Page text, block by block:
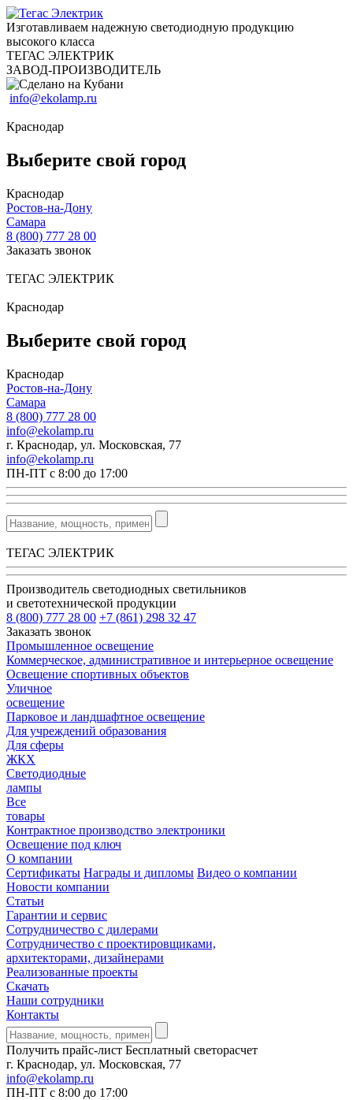
Изготавливаем надежную светодиодную продукцию
высокого класса
ТЕГАС ЭЛЕКТРИК
ЗАВОД-ПРОИЗВОДИТЕЛЬ
info@ekolamp.ru
Краснодар
Выберите свой город
Краснодар
Ростов-на-Дону
Самара
8 (800) 777 28 00
Заказать звонок
ТЕГАС ЭЛЕКТРИК
Краснодар
Выберите свой город
Краснодар
Ростов-на-Дону
Самара
8 (800) 777 28 00
info@ekolamp.ru
г. Краснодар, ул. Московская, 77
info@ekolamp.ru
ПН-ПТ с 8:00 до 17:00
ТЕГАС ЭЛЕКТРИК
Производитель светодиодных светильников
и светотехнической продукции
8 (800) 777 28 00 +7 (861) 298 32 47
Заказать звонок
Промышленное освещение
Коммерческое, административное и интерьерное освещение
Освещение спортивных объектов
Уличное
освещение
Парковое и ландшафтное освещение
Для учреждений образования
Для сферы
ЖКХ
Светодиодные
лампы
Все
товары
Контрактное производство электроники
Освещение под ключ
О компании
Сертификаты Награды и дипломы Видео о компании
Новости компании
Статьи
Гарантии и сервис
Сотрудничество с дилерами
Сотрудничество с проектировщиками,
архитекторами, дизайнерами
Реализованные проекты
Скачать
Наши сотрудники
Контакты
Получить прайс-лист Бесплатный светорасчет
г. Краснодар, ул. Московская, 77
info@ekolamp.ru
ПН-ПТ с 8:00 до 17:00